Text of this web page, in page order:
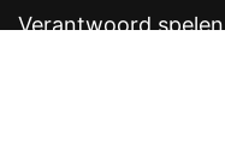
Verantwoord spelen